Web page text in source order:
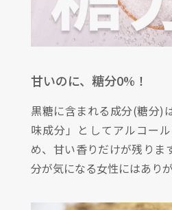
甘いのに、糖分0%！
黒糖に含まれる成分(糖分)
味成分」としてアルコー
め、甘い香りだけが残りま
分が気になる女性にはあり